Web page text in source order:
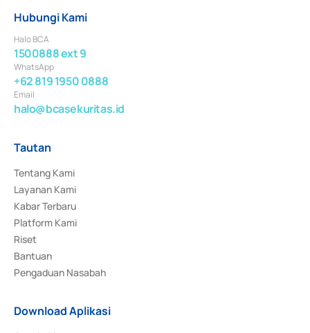
Hubungi Kami
Halo BCA
1500888 ext 9
WhatsApp
+62 819 1950 0888
Email
halo@bcasekuritas.id
Tautan
Tentang Kami
Layanan Kami
Kabar Terbaru
Platform Kami
Riset
Bantuan
Pengaduan Nasabah
Download Aplikasi